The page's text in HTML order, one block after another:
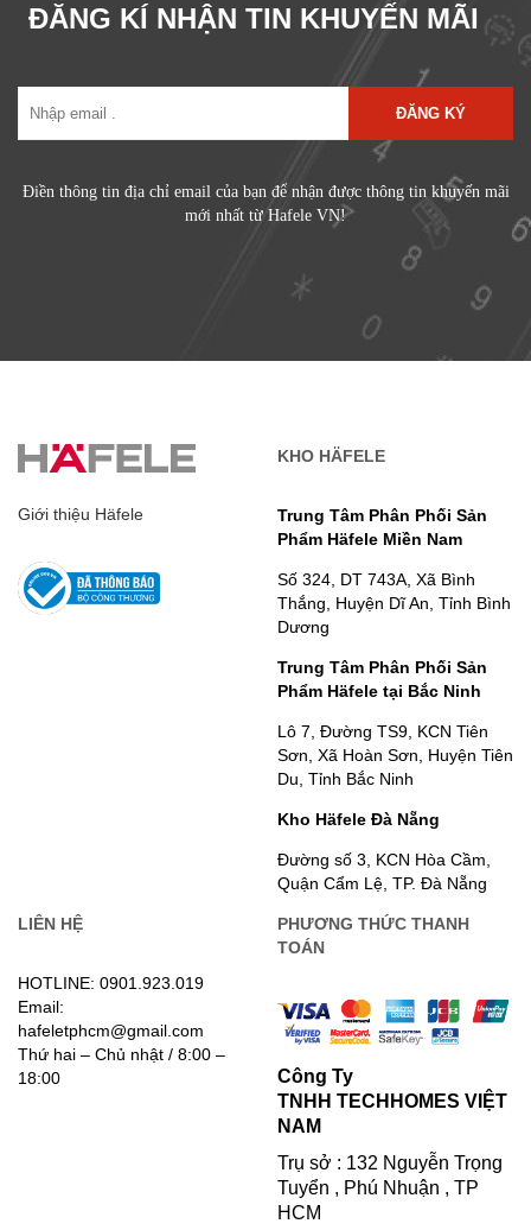
ĐĂNG KÍ NHẬN TIN KHUYẾN MÃI
ĐĂNG KÝ
Điền thông tin địa chỉ email của bạn để nhận được thông tin khuyến mãi
mới nhất từ Hafele VN!
Giới thiệu Häfele
KHO HÄFELE
Trung Tâm Phân Phối Sản
Phẩm Häfele Miền Nam
Số 324, DT 743A, Xã Bình
Thắng, Huyện Dĩ An, Tỉnh Bình
Dương
Trung Tâm Phân Phối Sản
Phẩm Häfele tại Bắc Ninh
Lô 7, Đường TS9, KCN Tiên
Sơn, Xã Hoàn Sơn, Huyện Tiên
Du, Tỉnh Bắc Ninh
Kho Häfele Đà Nẵng
Đường số 3, KCN Hòa Cầm,
Quận Cẩm Lệ, TP. Đà Nẵng
LIÊN HỆ
HOTLINE: 0901.923.019
Email:
hafeletphcm@gmail.com
Thứ hai – Chủ nhật / 8:00 –
18:00
PHƯƠNG THỨC THANH
TOÁN
Công Ty
TNHH TECHHOMES VIỆT
NAM
Trụ sở : 132 Nguyễn Trọng
Tuyển , Phú Nhuận , TP
HCM